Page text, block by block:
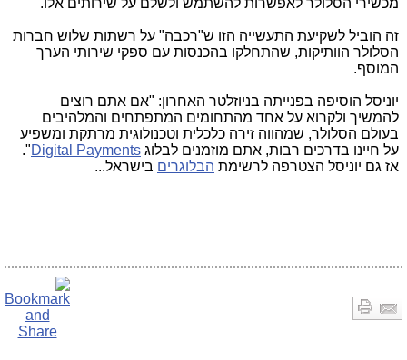
מכשירי הסלולר לאפשרות להשתמש ולשלם על שירותים אלו.
זה הוביל לשקיעת התעשייה הזו ש"רכבה" על רשתות שלוש חברות
הסלולר הוותיקות, שהתחלקו בהכנסות עם ספקי שירותי הערך
המוסף.
יוניסל הוסיפה בפנייתה בניוזלטר האחרון: "אם אתם רוצים
להמשיך ולקרוא על אחד מהתחומים המתפתחים והמלהיבים
בעולם הסלולר, שמהווה זירה כלכלית וטכנולוגית מרתקת ומשפיע
על חיינו בדרכים רבות, אתם מוזמנים לבלוג Digital Payments
".
אז גם יוניסל הצטרפה לרשימת הבלוגרים בישראל...